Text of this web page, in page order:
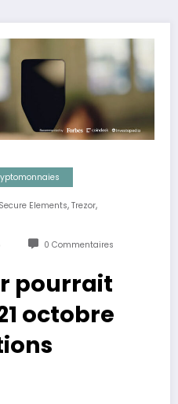
Secure Elements, Trezor,
0 Commentaires
pourrait
octobre